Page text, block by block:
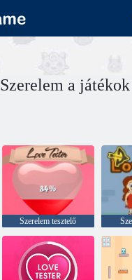
Szerelem a játékok
Szerelem tesztelő